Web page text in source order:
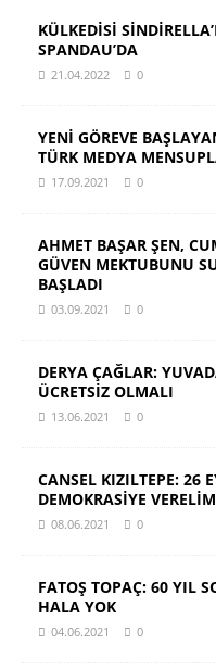
KÜLKEDİSİ
SPANDAU’DA
21.04.2022 0
YENİ GÖREVE
TÜRK MEDYA
17.09.2021 0
AHMET BAŞAR ŞEN,
GÜVEN MEKTUBUNU
BAŞLADI
03.09.2021 0
DERYA ÇAĞLAR:
ÜCRETSİZ OLMALI
13.06.2021 0
CANSEL KIZILTEPE: 26
DEMOKRASİYE VERELİM
08.06.2021 0
FATOŞ TOPAÇ: 60 YIL
HALA YOK
04.06.2021 0